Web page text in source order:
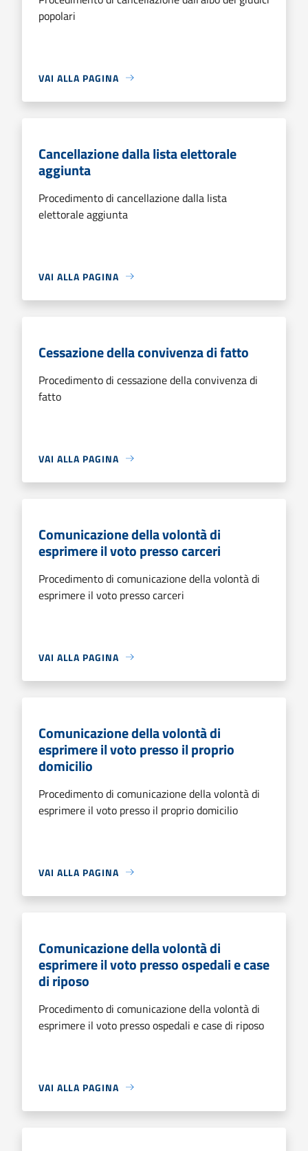
popolari
VAI ALLA PAGINA
Cancellazione dalla lista elettorale
aggiunta
Procedimento di cancellazione dalla lista
elettorale aggiunta
VAI ALLA PAGINA
Cessazione della convivenza di fatto
Procedimento di cessazione della convivenza di
fatto
VAI ALLA PAGINA
Comunicazione della volontà di
esprimere il voto presso carceri
Procedimento di comunicazione della volontà di
esprimere il voto presso carceri
VAI ALLA PAGINA
Comunicazione della volontà di
esprimere il voto presso il proprio
domicilio
Procedimento di comunicazione della volontà di
esprimere il voto presso il proprio domicilio
VAI ALLA PAGINA
Comunicazione della volontà di
esprimere il voto presso ospedali e case
di riposo
Procedimento di comunicazione della volontà di
esprimere il voto presso ospedali e case di riposo
VAI ALLA PAGINA